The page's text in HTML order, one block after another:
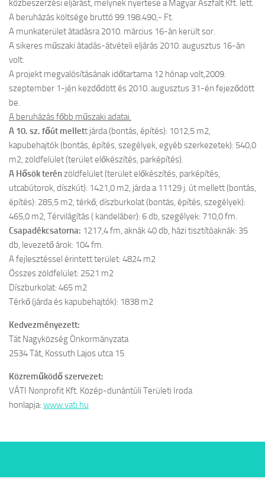
közbeszerzési eljárást, melynek nyertese a Magyar Aszfalt Kft. lett.
A beruházás költsége bruttó 99.198.490,- Ft.
A munkaterület átadásra 2010. március 16-án került sor.
A sikeres műszaki átadás-átvételi eljárás 2010. augusztus 16-án
volt.
A projekt megvalósításának időtartama 12 hónap volt,2009.
szeptember 1-jén kezdődött és 2010. augusztus 31-én fejeződött
be.
A beruházás főbb műszaki adatai.
A 10. sz. főút mellett járda (bontás, építés): 1012,5 m2,
kapubehajtók (bontás, építés, szegélyek, egyéb szerkezetek): 540,0
m2, zöldfelület (terület előkészítés, parképítés).
A Hősök terénzöldfelület (terület előkészítés, parképítés,
utcabútorok, díszkút): 1421,0 m2, járda a 11129 j. út mellett (bontás,
építés): 285,5 m2, térkő, díszburkolat (bontás, építés, szegélyek):
465,0 m2, Térvilágítás ( kandeláber): 6 db, szegélyek: 710,0 fm.
Csapadékcsatorna: 1217,4 fm, aknák 40 db, házi tisztítóaknák: 35
db, levezető árok: 104 fm.
A fejlesztéssel érintett terület: 4824 m2
Összes zöldfelület: 2521 m2
Díszburkolat: 465 m2
Térkő (járda és kapubehajtók): 1838 m2
Kedvezményezett:
Tát Nagyközség Önkormányzata
2534 Tát, Kossuth Lajos utca 15.
Közreműködő szervezet:
VÁTI Nonprofit Kft. Közép-dunántúli Területi Iroda
honlapja: www.vati.hu